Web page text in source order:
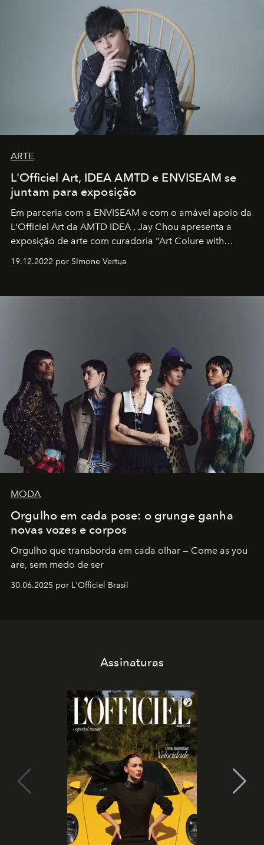
ARTE
L'Officiel Art, IDEA AMTD e ENVISEAM se
juntam para exposição
Em parceria com a ENVISEAM e com o amável apoio da
L'Officiel Art da AMTD IDEA , Jay Chou apresenta a
exposição de arte com curadoria "Art Colure with
19.12.2022 por SImone Vertua
MODA
Orgulho em cada pose: o grunge ganha
novas vozes e corpos
Orgulho que transborda em cada olhar — Come as you
are, sem medo de ser
30.06.2025 por L'Officiel Brasil
Assinaturas